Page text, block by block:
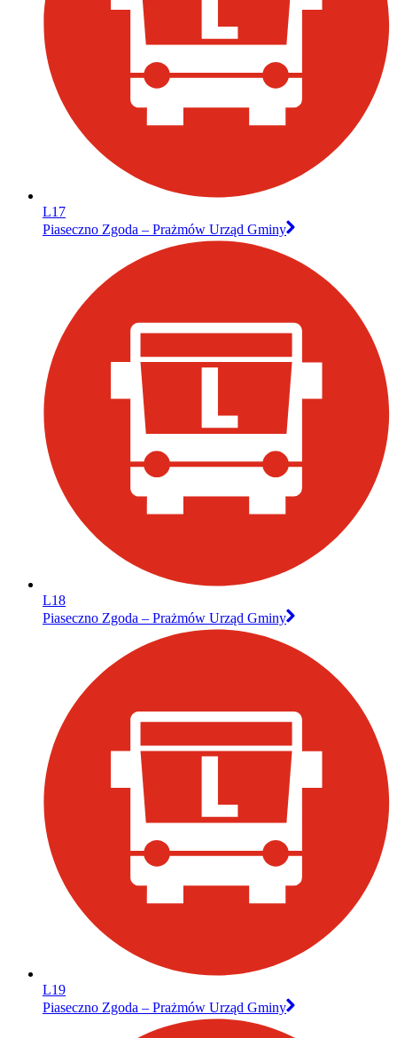
L17
Piaseczno Zgoda – Prażmów Urząd Gminy
L18
Piaseczno Zgoda – Prażmów Urząd Gminy
L19
Piaseczno Zgoda – Prażmów Urząd Gminy